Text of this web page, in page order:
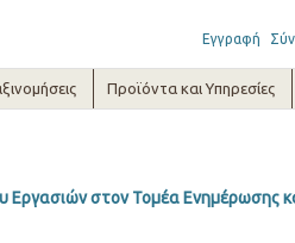
Εγγραφή
Προϊόντα και Υπηρεσίες
Εργασιών στον Τομέα Ενημέρωσης